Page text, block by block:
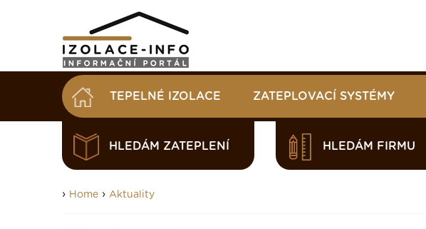
TEPELNÉ IZOLACE ZATEPLOVACÍ SYSTÉMY
HLEDÁM ZATEPLENÍ HLEDÁM FIRMU
› Home › Aktuality